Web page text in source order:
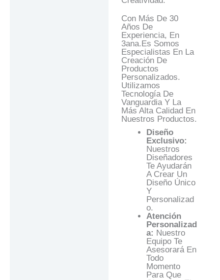
Con Más De 30
Años De
Experiencia, En
3ana.es Somos
Especialistas En La
Creación De
Productos
Personalizados.
Utilizamos
Tecnología De
Vanguardia Y La
Más Alta Calidad En
Nuestros Productos.
Diseño
Exclusivo:
Nuestros
Diseñadores
Te Ayudarán
A Crear Un
Diseño Único
Y
Personalizad
O.
Atención
Personalizad
A: Nuestro
Equipo Te
Asesorará En
Todo
Momento
Para Que